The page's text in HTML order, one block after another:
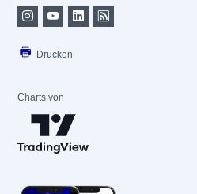
Drucken
Charts von